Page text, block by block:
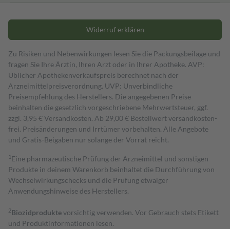
Widerruf erklären
Zu Risiken und Nebenwirkungen lesen Sie die Packungsbeilage und
fragen Sie Ihre Ärztin, Ihren Arzt oder in Ihrer Apotheke. AVP:
Üblicher Apothekenverkaufspreis berechnet nach der
Arzneimittelpreisverordnung. UVP: Unverbindliche
Preisempfehlung des Herstellers. Die angegebenen Preise
beinhalten die gesetzlich vorgeschriebene Mehrwertsteuer, ggf.
zzgl. 3,95 € Versandkosten. Ab 29,00 € Bestell­wert versand­kosten­
frei. Preisänderungen und Irrtümer vorbehalten. Alle Angebote
und Gratis-Beigaben nur solange der Vorrat reicht.
1 Eine pharmazeutische Prüfung der Arzneimittel und sonstigen
Produkte in deinem Warenkorb beinhaltet die Durchführung von
Wechselwirkungschecks und die Prüfung etwaiger
Anwendungshinweise des Herstellers.
2Biozidproduktevorsichtig verwenden. Vor Gebrauch stets Etikett
und Produktinformationen lesen.